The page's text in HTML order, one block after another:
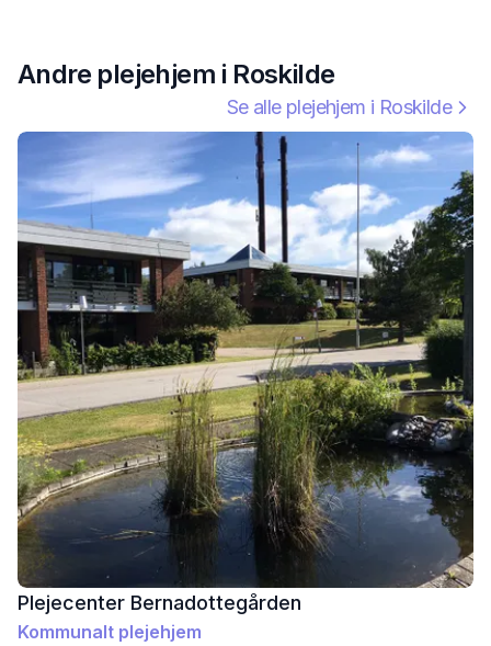
Andre plejehjem i Roskilde
Se alle plejehjem i Roskilde
Plejecenter Bernadottegården
Kommunalt plejehjem